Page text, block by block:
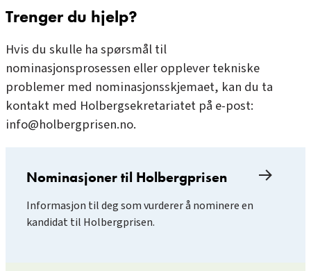
Trenger du hjelp?
Hvis du skulle ha spørsmål til
nominasjonsprosessen eller opplever tekniske
problemer med nominasjonsskjemaet, kan du ta
kontakt med Holbergsekretariatet på e-post:
info@holbergprisen.no.
Nominasjoner til Holbergprisen
Informasjon til deg som vurderer å nominere en
kandidat til Holbergprisen.